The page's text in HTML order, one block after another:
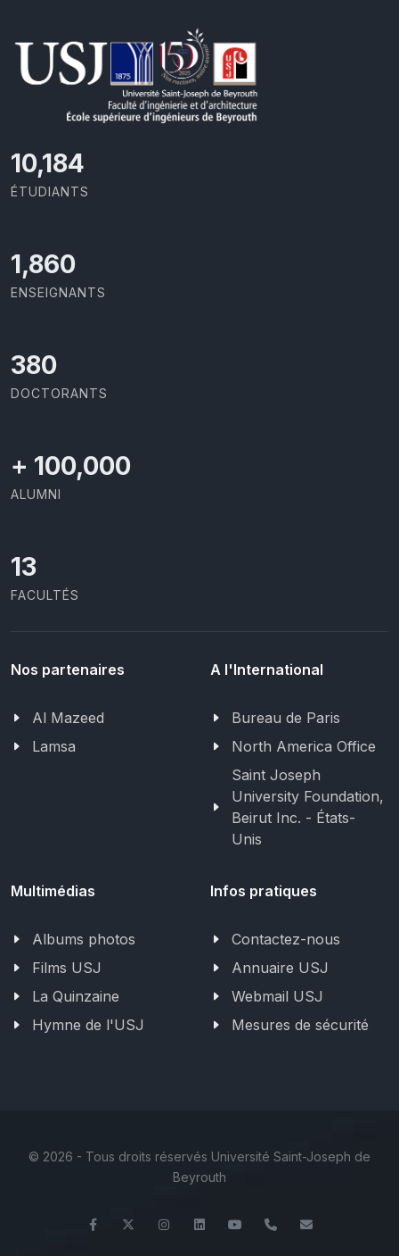
11,110
ÉTUDIANTS
2,029
ENSEIGNANTS
414
DOCTORANTS
+ 100,000
ALUMNI
13
FACULTÉS
Nos partenaires
Al Mazeed
Lamsa
A l'International
Bureau de Paris
North America Office
Saint Joseph
University Foundation,
Beirut Inc. - États-
Unis
Multimédias
Albums photos
Films USJ
La Quinzaine
Hymne de l'USJ
Infos pratiques
Contactez-nous
Annuaire USJ
Webmail USJ
Mesures de sécurité
© 2026 - Tous droits réservés Université Saint-Joseph de
Beyrouth
FacebookTwitter InstagramLinkedInYouTube+961 (1) 421 317